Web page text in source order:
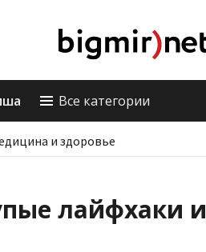
Все категории
и здоровье
лайфхаки и